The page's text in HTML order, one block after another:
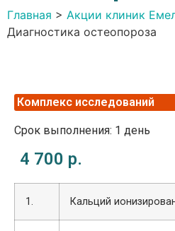
Главная > Акции клиник
Диагностика остеопороза
Комплекс исследований
Срок выполнения: 1 день
4 700 р.
1. Кальций